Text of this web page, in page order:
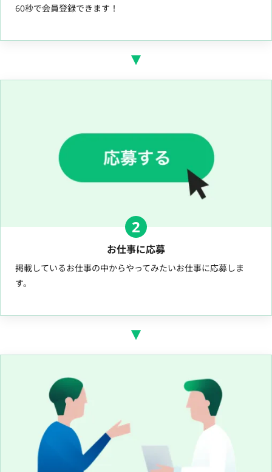
60秒で会員登録できます！
2
お仕事に応募
掲載しているお仕事の中からやってみたいお仕事に応募しま
す。